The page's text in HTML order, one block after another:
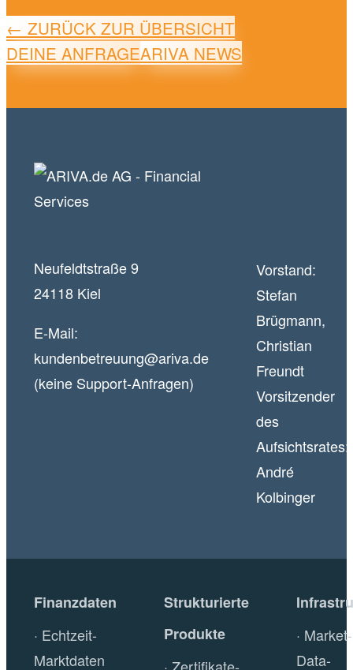
← ZURÜCK ZUR ÜBERSICHT
DEINE ANFRAGEARIVA NEWS
Neufeldtstraße 9
24118 Kiel
E-Mail:
kundenbetreuung@ariva.de
(keine Support-Anfragen)
Vorstand:
Stefan
Brügmann,
Christian
Freundt
Vorsitzender
des
Aufsichtsrates:
André
Kolbinger
Finanzdaten
Echtzeit-
Marktdaten
Strukturierte
Produkte
Zertifikate-
Market-
Data-